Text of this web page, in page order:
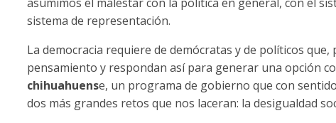
sistema de representación.
La democracia requiere de demócratas y de políticos
pensamiento y respondan así para generar una opción
chihuahuense, un programa de gobierno que con
dos más grandes retos que nos laceran: la desigualdad